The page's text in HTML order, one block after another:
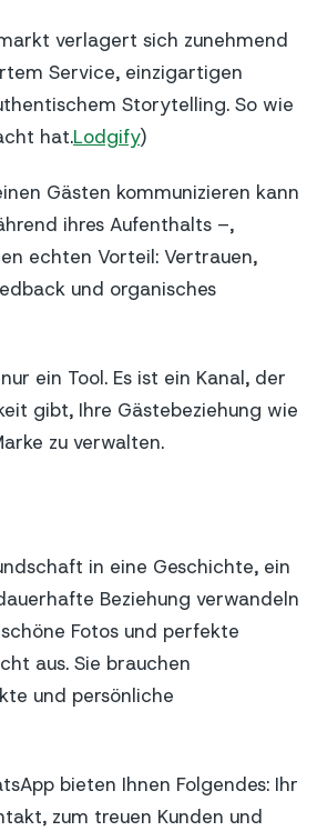
verlagert sich zunehmend
Service, einzigartigen
Storytelling. So wie
hat.Lodgify)
Gästen kommunizieren kann
ihres Aufenthalts –,
echten Vorteil: Vertrauen,
und organisches
ein Tool. Es ist ein Kanal, der
gibt, Ihre Gästebeziehung wie
zu verwalten.
in eine Geschichte, ein
Beziehung verwandeln
Fotos und perfekte
aus. Sie brauchen
und persönliche
bieten Ihnen Folgendes: Ihr
zum treuen Kunden und